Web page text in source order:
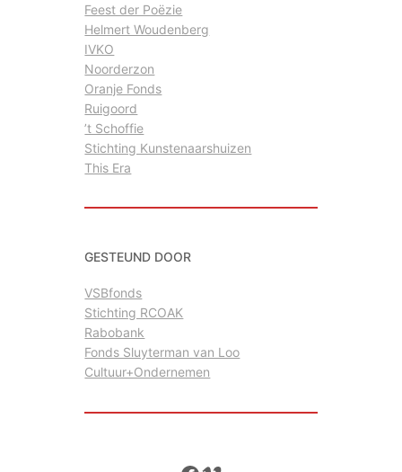
Feest der Poëzie
Helmert Woudenberg
IVKO
Noorderzon
Oranje Fonds
Ruigoord
’t Schoffie
Stichting Kunstenaarshuizen
This Era
GESTEUND DOOR
VSBfonds
Stichting RCOAK
Rabobank
Fonds Sluyterman van Loo
Cultuur+Ondernemen